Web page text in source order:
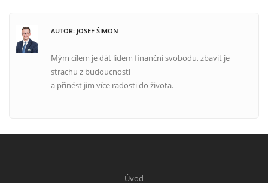
AUTOR: JOSEF ŠIMON
Mým cílem je dát lidem finanční svobodu, zbavit je
strachu z budoucnosti
a přinést jim více radosti do života.
Úvod